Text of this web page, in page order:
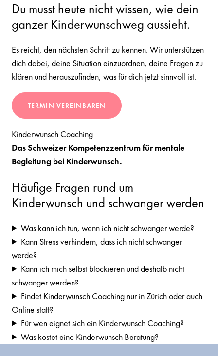
Du musst heute nicht wissen, wie dein
ganzer Kinderwunschweg aussieht.
Es reicht, den nächsten Schritt zu kennen. Wir unterstützen
dich dabei, deine Situation einzuordnen, deine Fragen zu
klären und herauszufinden, was für dich jetzt sinnvoll ist.
TERMIN VEREINBAREN
Kinderwunsch Coaching
Das Schweizer Kompetenzzentrum für mentale
Begleitung bei Kinderwunsch.
Häufige Fragen rund um
Kinderwunsch und schwanger werden
Was kann ich tun, wenn ich nicht schwanger werde?
Kann Stress verhindern, dass ich nicht schwanger
werde?
Kann ich mich selbst blockieren und deshalb nicht
schwanger werden?
Findet Kinderwunsch Coaching nur in Zürich oder auch
Online statt?
Für wen eignet sich ein Kinderwunsch Coaching?
Was kostet eine Kinderwunsch Beratung?